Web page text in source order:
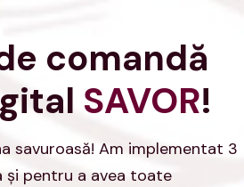
comandă
SAVOR!
savuroasă! Am implementat 3
şi pentru a avea toate